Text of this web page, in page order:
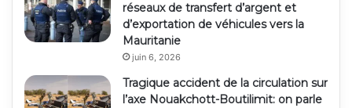
réseaux de transfert d’argent et
d’exportation de véhicules vers la
Mauritanie
juin 6, 2026
Tragique accident de la circulation sur
l’axe Nouakchott-Boutilimit: on parle